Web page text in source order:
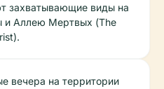
захватывающие виды на
и Аллею Мертвых (The
вечера на территории